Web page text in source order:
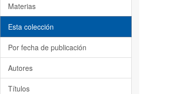
Materias
Esta colección
Por fecha de publicación
Autores
Títulos